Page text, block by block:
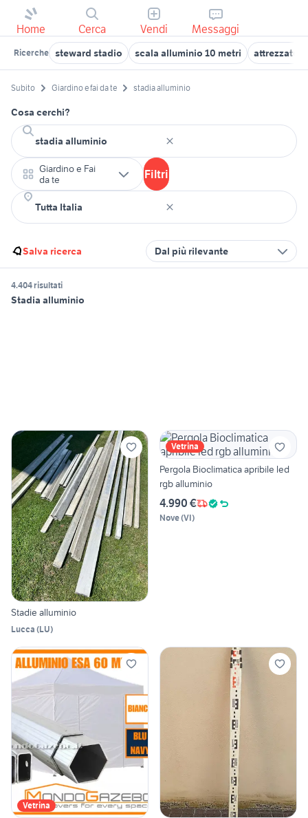
Home Cerca Vendi Messaggi
Ricerche steward stadio scala alluminio 10 metri
Subito Giardino e fai da te stadia alluminio
Cosa cerchi?
Giardino e Fai
da te
Filtri
Salva ricerca Dal più rilevante
4.404 risultati
Stadia alluminio
Stadie alluminio
Lucca (LU)
Vetrina
Pergola Bioclimatica apribile led
rgb alluminio
4.990 €
Nove(VI)
Vetrina